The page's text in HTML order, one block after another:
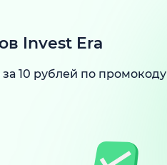
Invest Era
10 рублей по промокоду